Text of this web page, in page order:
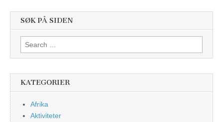
SØK PÅ SIDEN
Search
for:
KATEGORIER
Afrika
Aktiviteter